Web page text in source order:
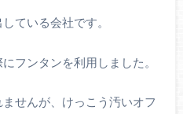
ている会社です。
フンタンを利用しました。
せんが、けっこう汚いオフ